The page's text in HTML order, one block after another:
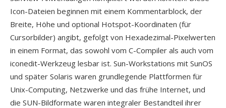
Icon-Dateien beginnen mit einem Kommentarblock, der
Breite, Höhe und optional Hotspot-Koordinaten (für
Cursorbilder) angibt, gefolgt von Hexadezimal-Pixelwerten
in einem Format, das sowohl vom C-Compiler als auch vom
iconedit-Werkzeug lesbar ist. Sun-Workstations mit SunOS
und später Solaris waren grundlegende Plattformen für
Unix-Computing, Netzwerke und das frühe Internet, und
die SUN-Bildformate waren integraler Bestandteil ihrer